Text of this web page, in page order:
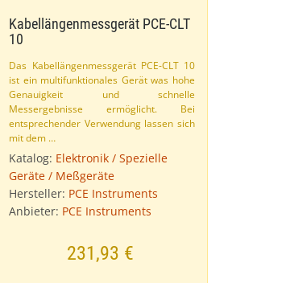
Kabellängenmessgerät PCE-​CLT
10
Das Kabellängenmessgerät PCE-​CLT 10
ist ein multifunktionales Gerät was hohe
Genauigkeit und schnelle
Messergebnisse ermöglicht. Bei
entsprechender Verwendung lassen sich
mit dem …
Katalog: Elektronik / Spezielle
Geräte / Meßgeräte
Hersteller: PCE Instruments
Anbieter: PCE Instruments
231,93 €